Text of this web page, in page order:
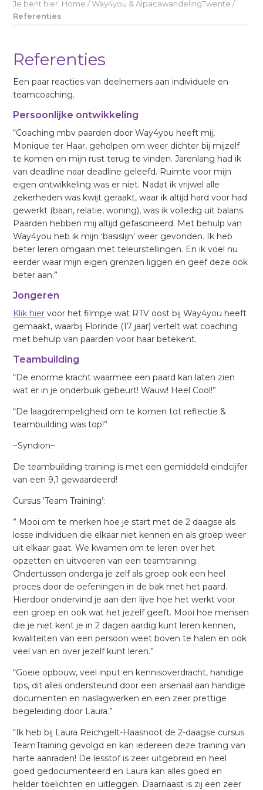
Je bent hier: Home /Way4you & AlpacawandelingTwente /
Referenties
Referenties
Een paar reacties van deelnemers aan individuele en
teamcoaching.
Persoonlijke ontwikkeling
“Coaching mbv paarden door Way4you heeft mij,
Monique ter Haar, geholpen om weer dichter bij mijzelf
te komen en mijn rust terug te vinden. Jarenlang had ik
van deadline naar deadline geleefd. Ruimte voor mijn
eigen ontwikkeling was er niet. Nadat ik vrijwel alle
zekerheden was kwijt geraakt, waar ik altijd hard voor had
gewerkt (baan, relatie, woning), was ik volledig uit balans.
Paarden hebben mij altijd gefascineerd. Met behulp van
Way4you heb ik mijn ‘basislijn’ weer gevonden. Ik heb
beter leren omgaan met teleurstellingen. En ik voel nu
eerder waar mijn eigen grenzen liggen en geef deze ook
beter aan.”
Jongeren
Klik hier voor het filmpje wat RTV oost bij Way4you heeft
gemaakt, waarbij Florinde (17 jaar) vertelt wat coaching
met behulp van paarden voor haar betekent.
Teambuilding
“De enorme kracht waarmee een paard kan laten zien
wat er in je onderbuik gebeurt! Wauw! Heel Cool!”
“De laagdrempeligheid om te komen tot reflectie &
teambuilding was top!”
~Syndion~
De teambuilding training is met een gemiddeld eindcijfer
van een 9,1 gewaardeerd!
Cursus ‘Team Training’:
” Mooi om te merken hoe je start met de 2 daagse als
losse individuen die elkaar niet kennen en als groep weer
uit elkaar gaat. We kwamen om te leren over het
opzetten en uitvoeren van een teamtraining.
Ondertussen onderga je zelf als groep ook een heel
proces door de oefeningen in de bak met het paard.
Hierdoor ondervind je aan den lijve hoe het werkt voor
een groep en ook wat het jezelf geeft. Mooi hoe mensen
die je niet kent je in 2 dagen aardig kunt leren kennen,
kwaliteiten van een persoon weet boven te halen en ook
veel van en over jezelf kunt leren.”
“Goeie opbouw, veel input en kennisoverdracht, handige
tips, dit alles ondersteund door een arsenaal aan handige
documenten en naslagwerken en een zeer prettige
begeleiding door Laura.”
“Ik heb bij Laura Reichgelt-Haasnoot de 2-daagse cursus
TeamTraining gevolgd en kan iedereen deze training van
harte aanraden! De lesstof is zeer uitgebreid en heel
goed gedocumenteerd en Laura kan alles goed en
helder toelichten en uitleggen. Daarnaast is zij een zeer